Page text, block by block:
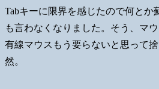
Tabキーに限界を感じたので何と
も言わなくなりました。そう、マ
有線マウスもう要らないと思って
然。